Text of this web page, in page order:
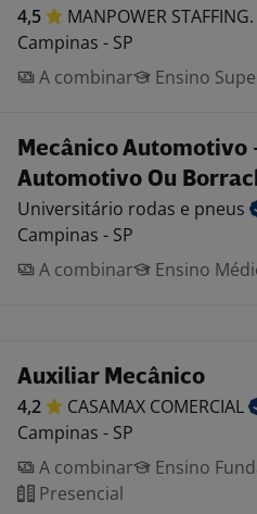
4,5 MANPOWER STAFFING.
Campinas - SP
A combinar
Ensino
Mecânico Automotivo
Automotivo Ou
Universitário rodas e pneus
Campinas - SP
A combinar
Ensino
Auxiliar Mecânico
4,2 CASAMAX COMERCIAL
Campinas - SP
A combinar
Ensino
Presencial